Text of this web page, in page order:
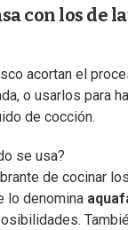
con los de
acortan el
o usarlos para
de cocción.
se usa?
de cocinar los
lo denomina